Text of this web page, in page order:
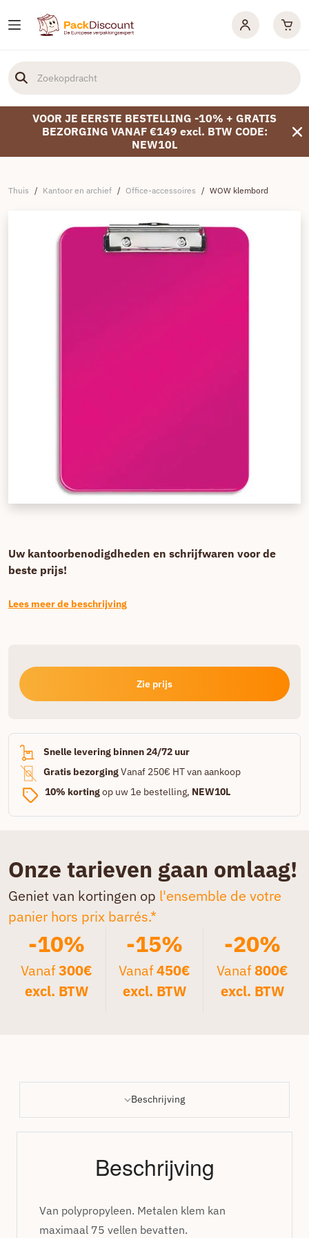
VOOR JE EERSTE BESTELLING -10% + GRATIS
BEZORGING VANAF €149 excl. BTW CODE:
NEW10L
Thuis / Kantoor en archief / Office-accessoires / WOW klembord
Uw kantoorbenodigdheden en schrijfwaren voor de
beste prijs!
Lees meer de beschrijving
Zie prijs
Snelle levering binnen 24/72 uur
Gratis bezorgingVanaf 250€ HT van aankoop
10% kortingop uw 1e bestelling, NEW10L
Onze tarieven gaan omlaag!
Geniet van kortingen op l'ensemble de votre
panier hors prix barrés.*
-10%
Vanaf300€
excl. BTW
-15%
Vanaf450€
excl. BTW
-20%
Vanaf800€
excl. BTW
Beschrijving
Beschrijving
Van polypropyleen. Metalen klem kan
maximaal 75 vellen bevatten.